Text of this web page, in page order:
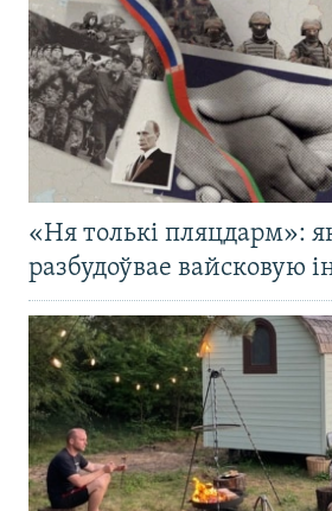
«Ня толькі пляцдарм»:
разбудоўвае вайсковую